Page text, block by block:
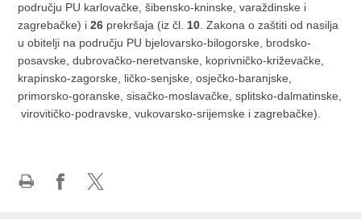
području PU karlovačke, šibensko-kninske, varaždinske i
zagrebačke) i26 prekršaja (iz čl. 10 . Zakona o zaštiti od nasilja
u obitelji na području PU bjelovarsko-bilogorske, brodsko-
posavske, dubrovačko-neretvanske, koprivničko-križevačke,
krapinsko-zagorske, ličko-senjske, osječko-baranjske,
primorsko-goranske, sisačko-moslavačke, splitsko-dalmatinske,
virovitičko-podravske, vukovarsko-srijemske i zagrebačke).